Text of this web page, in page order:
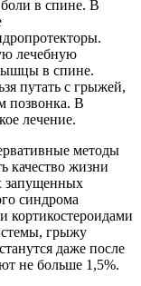
боли в спине. В
лечебную
в спине.
путать с грыжей,
позвонка. В
лечение.
методы
качество жизни
запущенных
синдрома
кортикостероидами
грыжу
даже после
не больше 1,5%.